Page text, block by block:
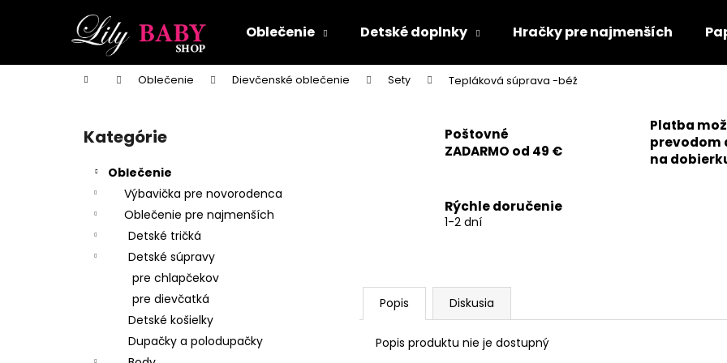
Oblečenie Detské doplnky Hračky pre najmenších
Domov Oblečenie Dievčenské oblečenie Sety Tepláková súprava -béž
Preskočiť
kategórie
Kategórie
Oblečenie
Výbavička pre novorodenca
Oblečenie pre najmenších
Detské tričká
Detské súpravy
pre chlapčekov
pre dievčatká
Detské košielky
Dupačky a polodupačky
Poštovné
ZADARMO od 49 €
Platba
prevodom
na
Rýchle doručenie
1-2 dní
Popis Diskusia
Popis produktu nie je dostupný
í
Späť
do
Späť
do
Čo potrebujete nájsť?
Odporúčame